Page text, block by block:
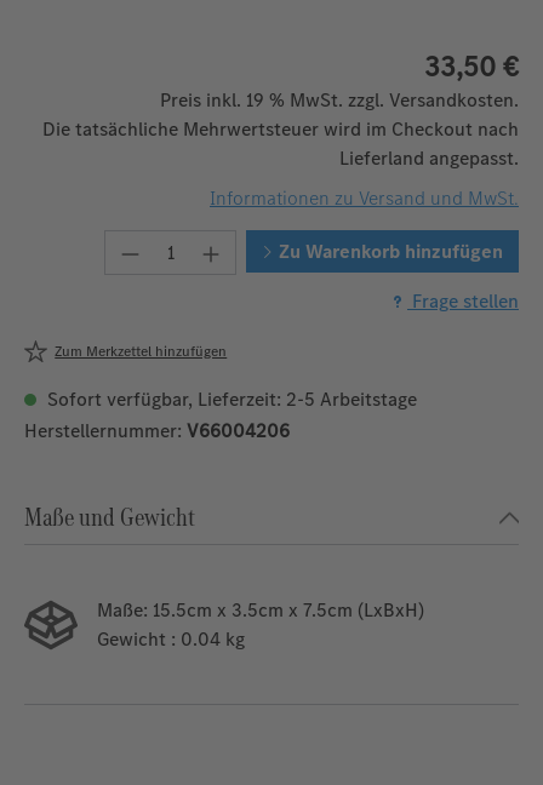
33,50 €
Preis inkl. 19 % MwSt. zzgl. Versandkosten.
Die tatsächliche Mehrwertsteuer wird im Checkout nach
Lieferland angepasst.
Informationen zu Versand und MwSt.
Produkt Anzahl: Gib den
Zu Warenkorb hinzufügen
Frage stellen
Zum Merkzettel hinzufügen
Sofort verfügbar, Lieferzeit: 2-5 Arbeitstage
Herstellernummer: V66004206
Maße und Gewicht
Maße: 15.5cm x 3.5cm x 7.5cm (LxBxH)
Gewicht : 0.04 kg